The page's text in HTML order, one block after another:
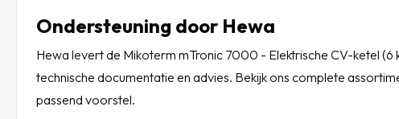
Ondersteuning door Hewa
Hewa levert de Mikoterm mTronic 7000 - Elektrische CV-ketel
technische documentatie en advies. Bekijk ons complete
passend voorstel.